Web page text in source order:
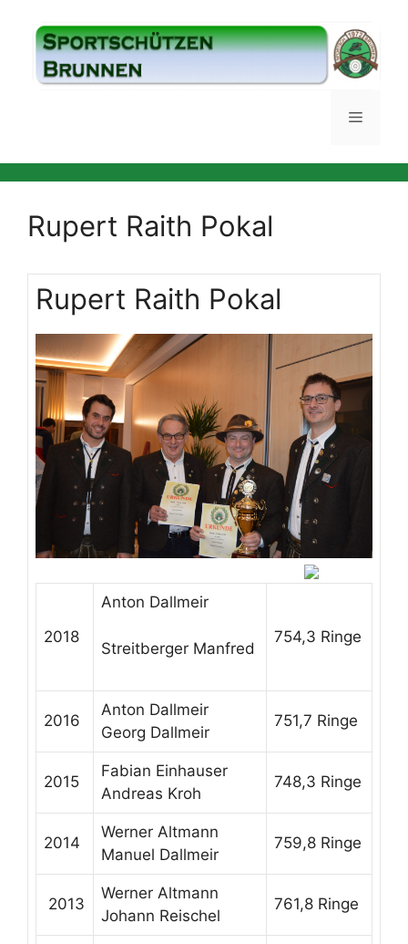
Inhalt
Menü
Rupert Raith Pokal
Rupert Raith Pokal
2018
Anton Dallmeir
Streitberger Manfred
754,3 Ringe
2016
Anton Dallmeir
Georg Dallmeir
751,7 Ringe
2015
Fabian Einhauser
Andreas Kroh
748,3 Ringe
2014
Werner Altmann
Manuel Dallmeir
759,8 Ringe
2013
Werner Altmann
Johann Reischel
761,8 Ringe